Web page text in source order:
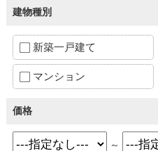
建物種別
新築一戸建て
マンション
価格
～